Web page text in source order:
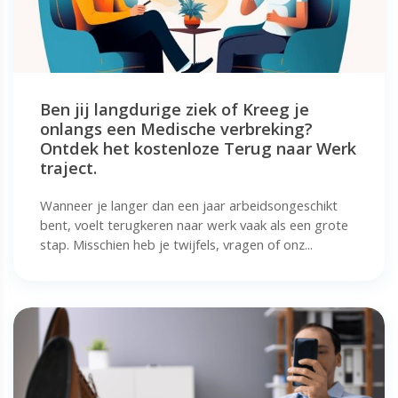
Ben jij langdurige ziek of Kreeg je
onlangs een Medische verbreking?
Ontdek het kostenloze Terug naar Werk
traject.
Wanneer je langer dan een jaar arbeidsongeschikt
bent, voelt terugkeren naar werk vaak als een grote
stap. Misschien heb je twijfels, vragen of onz...